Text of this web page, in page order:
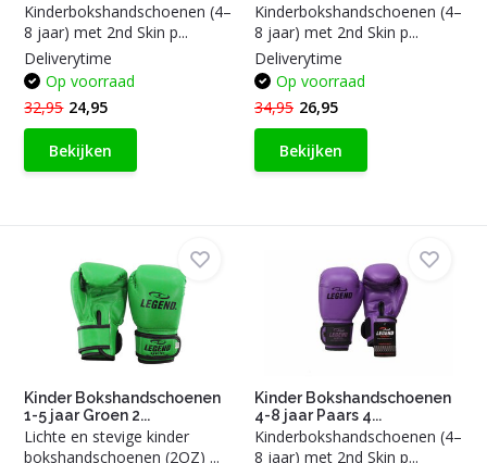
Kinderbokshandschoenen (4–
8 jaar) met 2nd Skin p...
Deliverytime
Op voorraad
32,95 24,95
Bekijken
Kinderbokshandschoenen (4–
8 jaar) met 2nd Skin p...
Deliverytime
Op voorraad
34,95 26,95
Bekijken
Kinder Bokshandschoenen
1-5 jaar Groen 2...
Lichte en stevige kinder
bokshandschoenen (2OZ) ...
Kinder Bokshandschoenen
4-8 jaar Paars 4...
Kinderbokshandschoenen (4–
8 jaar) met 2nd Skin p...